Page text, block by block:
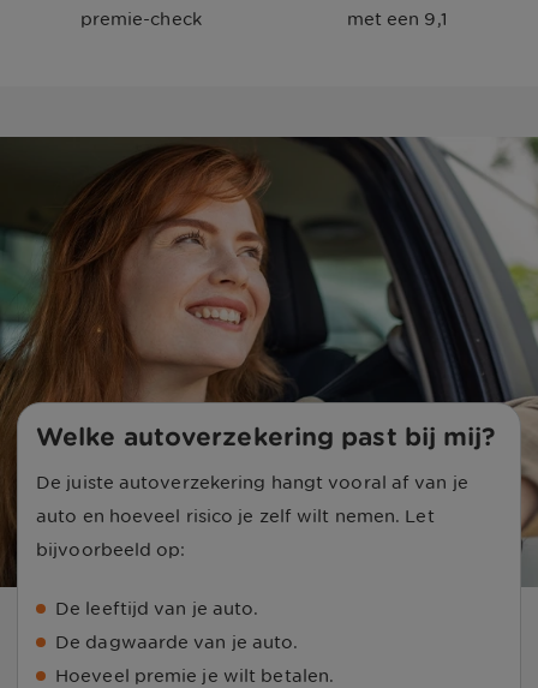
premie-check
met een 9,1
Welke autoverzekering past bij mij?
De juiste autoverzekering hangt vooral af van je
auto en hoeveel risico je zelf wilt nemen. Let
bijvoorbeeld op:
De leeftijd van je auto.
De dagwaarde van je auto.
Hoeveel premie je wilt betalen.